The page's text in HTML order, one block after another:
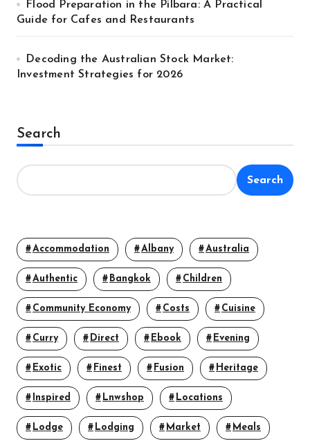
Flood Preparation in the Pilbara: A Practical
Guide for Cafes and Restaurants
Decoding the Australian Stock Market:
Investment Strategies for 2026
Search
Search
Accommodation Albany Australia
Authentic Bangkok Children
Community Economy Costs Cuisine
Curry Direct Ebook Evening
Exotic Finest Fusion Heritage
Inspired Lnwshop Locations
Lodge Lodging Market Meals